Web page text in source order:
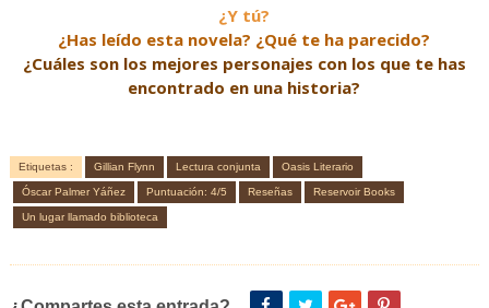
¿Y tú?
¿Has leído esta novela? ¿Qué te ha parecido?
¿Cuáles son los mejores personajes con los que te has
encontrado en una historia?
Etiquetas : Gillian Flynn Lectura conjunta Oasis Literario
Óscar Palmer Yáñez Puntuación: 4/5 Reseñas Reservoir Books
Un lugar llamado biblioteca